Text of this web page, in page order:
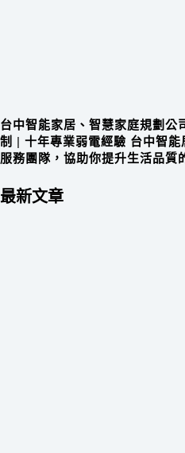
台中智能家居、智慧家庭規劃公
制 | 十年專業弱電經驗 台中智
服務團隊，協助你提升生活品質
最新文章